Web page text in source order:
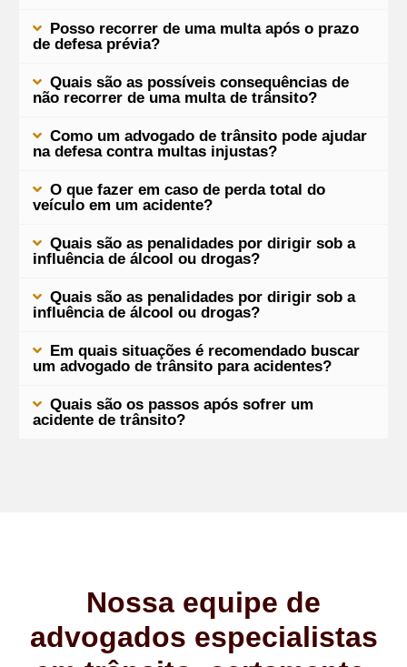
Posso recorrer de uma multa após o prazo
de defesa prévia?
Quais são as possíveis consequências de
não recorrer de uma multa de trânsito?
Como um advogado de trânsito pode ajudar
na defesa contra multas injustas?
O que fazer em caso de perda total do
veículo em um acidente?
Quais são as penalidades por dirigir sob a
influência de álcool ou drogas?
Quais são as penalidades por dirigir sob a
influência de álcool ou drogas?
Em quais situações é recomendado buscar
um advogado de trânsito para acidentes?
Quais são os passos após sofrer um
acidente de trânsito?
Nossa equipe de
advogados especialistas